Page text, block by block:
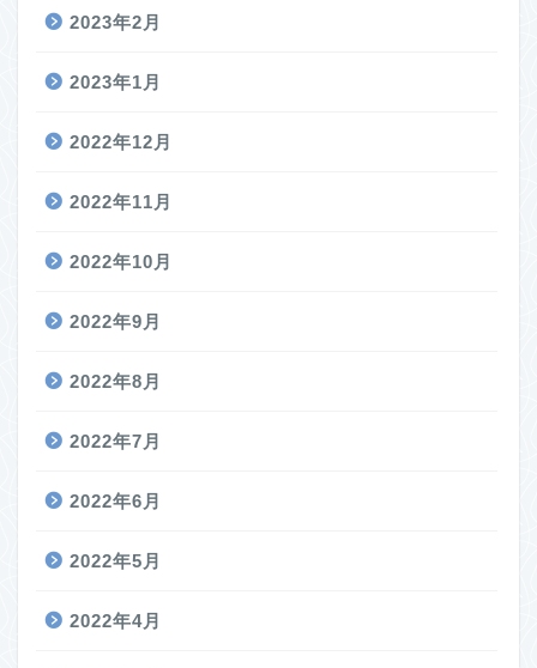
2023年2月
2023年1月
2022年12月
2022年11月
2022年10月
2022年9月
2022年8月
2022年7月
2022年6月
2022年5月
2022年4月